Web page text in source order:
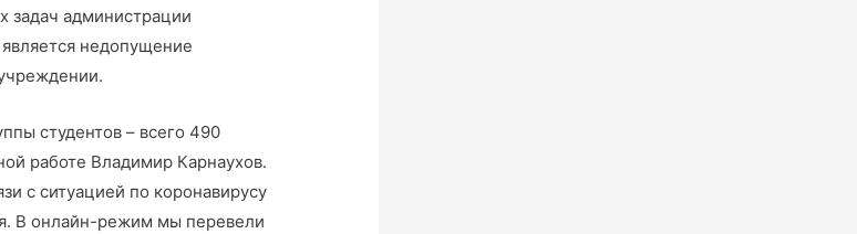
задач администрации
недопущение
студентов – всего 490
работе Владимир Карнаухов.
с ситуацией по коронавирусу
В онлайн-режим мы перевели